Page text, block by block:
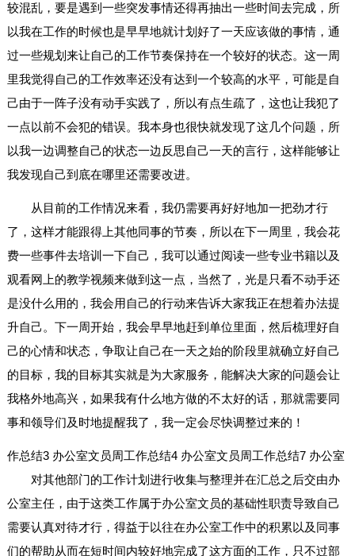
较混乱，要是遇到一些突发事情还得再抽出一些时间去完成，所
以我在工作的时候也是早早地就计划好了一天应该做的事情，通
过一些规划来让自己的工作节奏保持在一个较好的状态。这一周
里我觉得自己的工作效率还没有达到一个较高的水平，可能是自
己由于一阵子没有动手实践了，所以有点生疏了，这也让我犯了
一点以前不会犯的错误。我本身也很快就发现了这几个问题，所
以我一边调整自己的状态一边反思自己一天的言行，这样能够让
我发现自己到底在哪里还需要改进。
从目前的工作情况来看，我仍需要再好好地加一把劲才行
了，这样才能跟得上其他同事的节奏，所以在下一周里，我会花
费一些事件去培训一下自己，我可以通过阅读一些专业书籍以及
观看网上的教学视频来做到这一点，当然了，光是只看不动手还
是没什么用的，我会用自己的行动来告诉大家我正在想着办法提
升自己。下一周开始，我会早早地赶到单位里面，然后梳理好自
己的心情和状态，争取让自己在一天之始的阶段里就确立好自己
的目标，我的目标其实就是为大家服务，能解决大家的问题会让
我格外地高兴，如果我有什么地方做的不太好的话，那就需要同
事和领导们及时地提醒我了，我一定会尽快调整过来的！
作总结3
对其他部门的工作计划进行收集与整理并在汇总之后交由办
公室主任，由于这类工作属于办公室文员的基础性职责导致自己
需要认真对待才行，得益于以往在办公室工作中的积累以及同事
们的帮助从而在短时间内较好地完成了这方面的工作，只不过部
办公室文员周工作总结4 办公室文员周工作总结7 办公室